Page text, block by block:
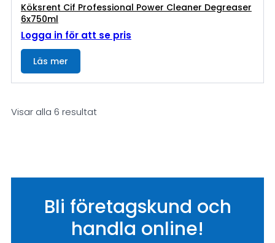
Köksrent Cif Professional Power Cleaner Degreaser
6x750ml
Logga in för att se pris
Läs mer
Visar alla 6 resultat
Bli företagskund och
handla online!